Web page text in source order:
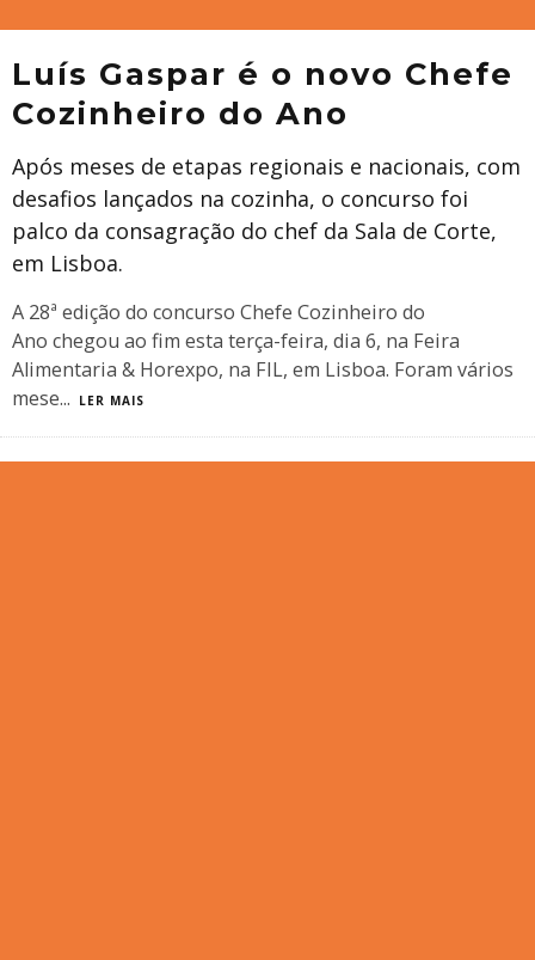
Luís Gaspar é o novo Chefe
Cozinheiro do Ano
Após meses de etapas regionais e nacionais, com
desafios lançados na cozinha, o concurso foi
palco da consagração do chef da Sala de Corte,
em Lisboa.
A 28ª edição do concurso Chefe Cozinheiro do
Ano chegou ao fim esta terça-feira, dia 6, na Feira
Alimentaria & Horexpo, na FIL, em Lisboa. Foram vários
mese... LER MAIS